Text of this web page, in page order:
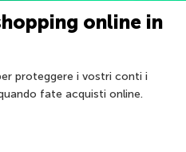
online in
proteggere i vostri conti i
fate acquisti online.